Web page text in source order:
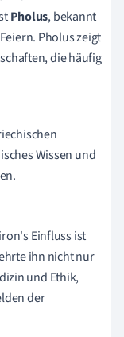
Pholus, bekannt
Pholus zeigt
die häufig
Wissen und
Einfluss ist
ihn nicht nur
und Ethik,
der